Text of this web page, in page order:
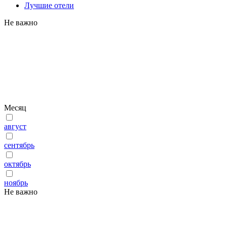
Лучшие отели
Не важно
Месяц
август
сентябрь
октябрь
ноябрь
Не важно